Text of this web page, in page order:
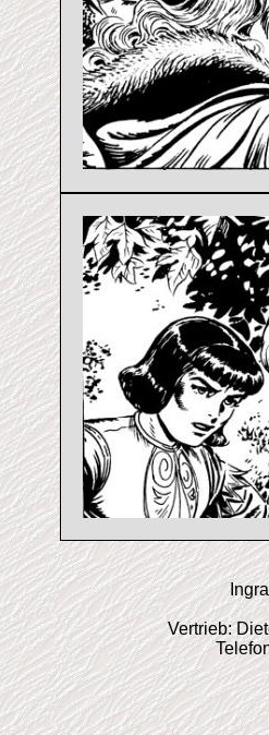
Vertrieb: